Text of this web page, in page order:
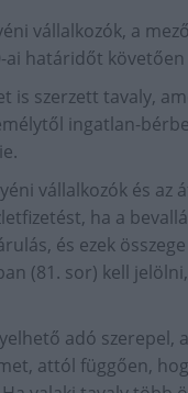
vállalkozók, a
ai határidőt
is szerzett tavaly,
ingatlan-
vállalkozók és az
ha a
és ezek
(81. sor) kell
adó szerepel,
attól függően,